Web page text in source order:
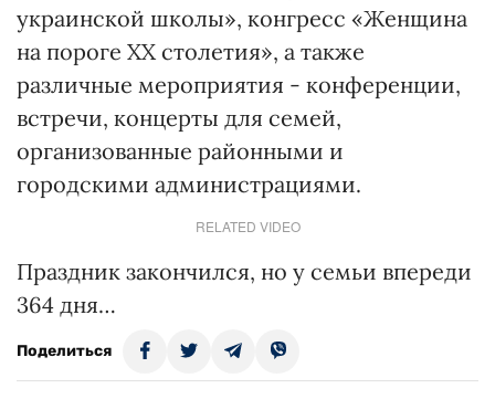
украинской школы», конгресс «Женщина
на пороге ХХ столетия», а также
различные мероприятия - конференции,
встречи, концерты для семей,
организованные районными и
городскими администрациями.
RELATED VIDEO
Праздник закончился, но у семьи впереди
364 дня…
Поделиться